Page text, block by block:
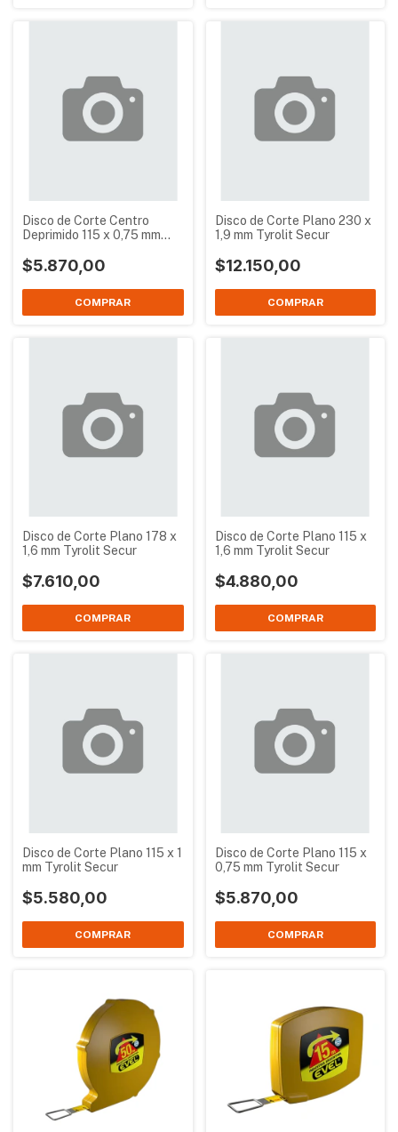
Disco de Corte Centro
Deprimido 115 x 0,75 mm
$5.870,00
Disco de Corte Plano 230 x
1,9 mm Tyrolit Secur
$12.150,00
Disco de Corte Plano 178 x
1,6 mm Tyrolit Secur
$7.610,00
Disco de Corte Plano 115 x
1,6 mm Tyrolit Secur
$4.880,00
Disco de Corte Plano 115 x 1
mm Tyrolit Secur
$5.580,00
Disco de Corte Plano 115 x
0,75 mm Tyrolit Secur
$5.870,00